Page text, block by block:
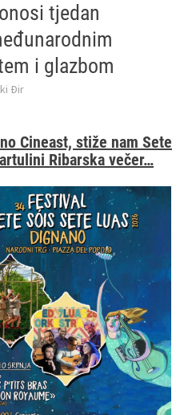
tjedan
i glazbom
Đir
Cineast, stiže nam Sete
Ribarska večer…